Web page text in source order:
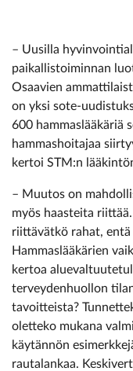
– Uusilla
paikallistoiminnan
Osaavien
on yksi sote-
600 hammaslääkäriä
hammashoitajaa
kertoi STM:n
– Muutos on
myös haasteita
riittävätkö rahat,
Hammaslääkärien
kertoa
terveydenhuollon
tavoitteista?
oletteko mukana
käytännön
rautalankaa.